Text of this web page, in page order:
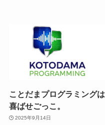
ことだまプログラミングは
喜ばせごっこ。
2025年9月14日